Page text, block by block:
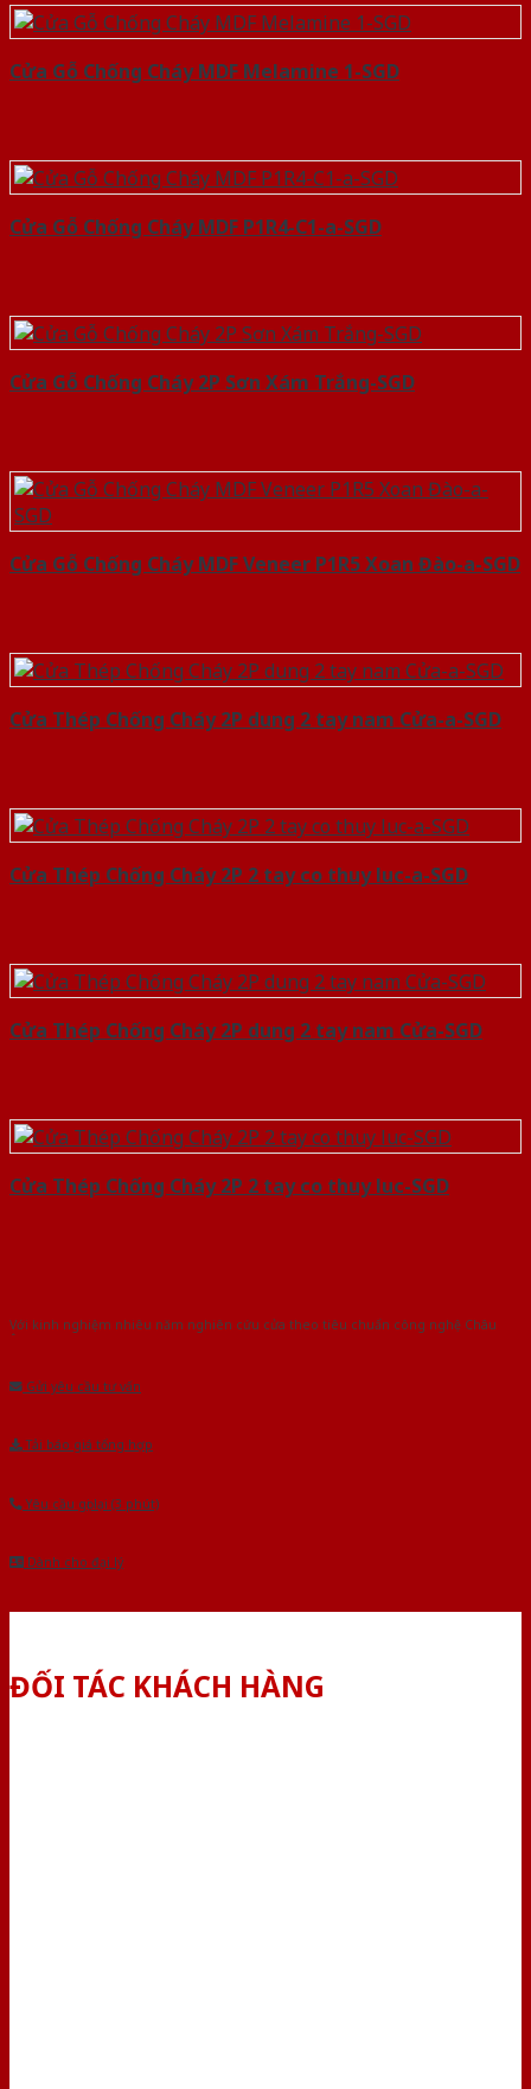
Cửa Gỗ Chống Cháy MDF Melamine 1-SGD
Cửa Gỗ Chống Cháy MDF P1R4-C1-a-SGD
Cửa Gỗ Chống Cháy 2P Sơn Xám Trắng-SGD
Cửa Gỗ Chống Cháy MDF Veneer P1R5 Xoan Đào-a-SGD
Cửa Thép Chống Cháy 2P dung 2 tay nam Cửa-a-SGD
Cửa Thép Chống Cháy 2P 2 tay co thuy luc-a-SGD
Cửa Thép Chống Cháy 2P dung 2 tay nam Cửa-SGD
Cửa Thép Chống Cháy 2P 2 tay co thuy luc-SGD
Với kinh nghiệm nhiêu năm nghiên cứu cửa theo tiêu chuẩn công nghệ Châu
Gửi yêu cầu tư vấn
Tải báo giá tổng hợp
Yêu cầu gọi lại (3 phút)
Dành cho đại lý
ĐỐI TÁC KHÁCH HÀNG